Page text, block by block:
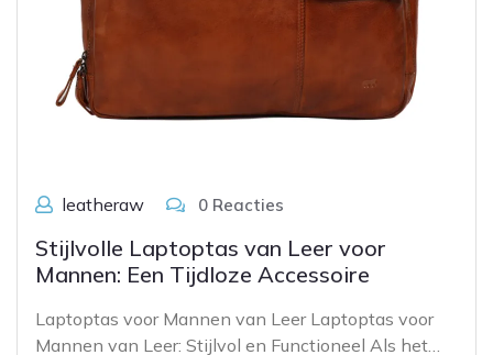
leatheraw 0 Reacties
Stijlvolle Laptoptas van Leer voor
Mannen: Een Tijdloze Accessoire
Laptoptas voor Mannen van Leer Laptoptas voor
Mannen van Leer: Stijlvol en Functioneel Als het…